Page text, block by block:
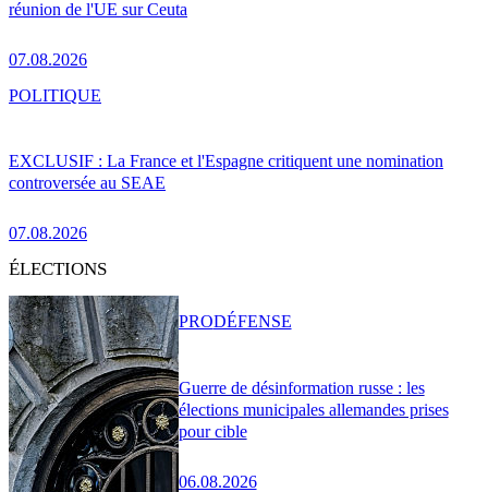
réunion de l'UE sur Ceuta
07.08.2026
EXCLUSIF : La France et l'Espagne critiquent une nomination
controversée au SEAE
07.08.2026
POLITIQUE
ÉLECTIONS
Guerre de désinformation russe : les
élections municipales allemandes prises
pour cible
06.08.2026
PRODÉFENSE